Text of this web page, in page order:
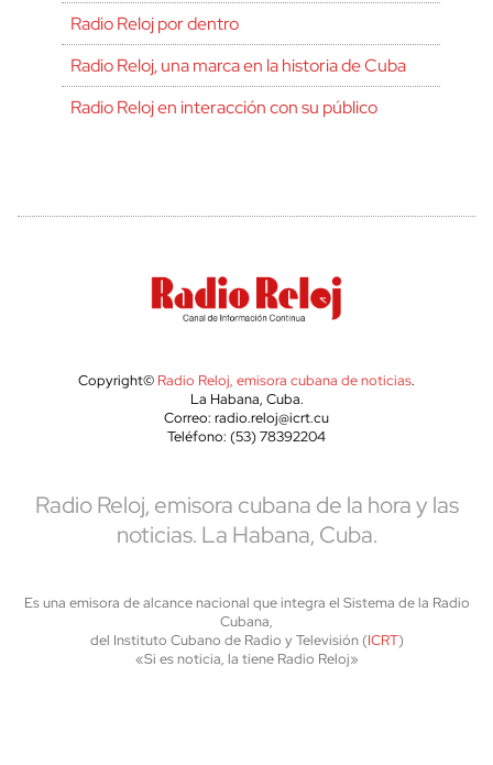
Radio Reloj por dentro
Radio Reloj, una marca en la historia de Cuba
Radio Reloj en interacción con su público
Copyright© Radio Reloj, emisora cubana de noticias.
La Habana, Cuba.
Correo: radio.reloj@icrt.cu
Teléfono: (53) 78392204
Radio Reloj, emisora cubana de la hora y las
noticias. La Habana, Cuba.
Es una emisora de alcance nacional que integra el Sistema de la Radio
Cubana,
del Instituto Cubano de Radio y Televisión (ICRT)
«Si es noticia, la tiene Radio Reloj»